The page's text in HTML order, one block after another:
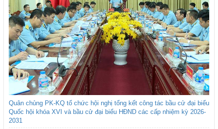
Quân chủng PK-KQ tổ chức hội nghị tổng kết công tác bầu cử đại biểu
Quốc hội khóa XVI và bầu cử đại biểu HĐND các cấp nhiệm kỳ 2026-
2031